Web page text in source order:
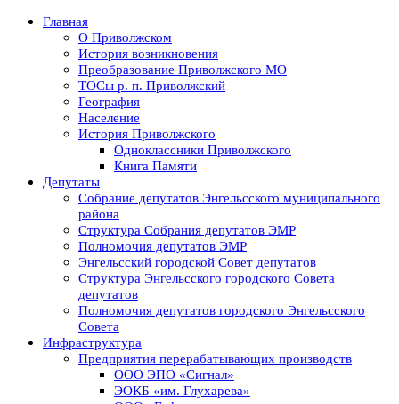
Главная
О Приволжском
История возникновения
Преобразование Приволжского МО
ТОСы р. п. Приволжский
География
Население
История Приволжского
Одноклассники Приволжского
Книга Памяти
Депутаты
Собрание депутатов Энгельсского муниципального
района
Структура Собрания депутатов ЭМР
Полномочия депутатов ЭМР
Энгельсский городской Совет депутатов
Структура Энгельсского городского Совета
депутатов
Полномочия депутатов городского Энгельсского
Совета
Инфраструктура
Предприятия перерабатывающих производств
ООО ЭПО «Сигнал»
ЭОКБ «им. Глухарева»